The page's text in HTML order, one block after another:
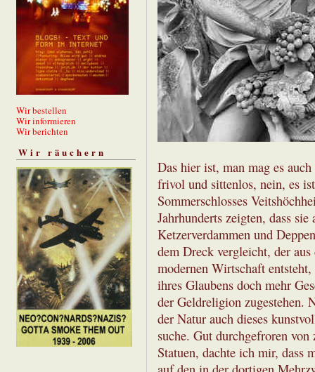
Wir bestellen
Wir informieren
Wir berichten
Wir räuchern
Das hier ist, man mag es auch
frivol und sittenlos, nein, es
Sommerschlosses
Jahrhunderts zeigten, dass
Ketzerverdammen und
dem Dreck vergleicht, der
modernen Wirtschaft
ihres Glaubens doch mehr
der Geldreligion zugestehen.
der Natur auch dieses
suche. Gut durchgefroren
Statuen, dachte ich mir, dass